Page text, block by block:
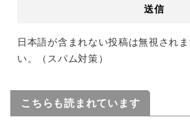
日本語が含まれない投稿は無視され
い。（スパム対策）
こちらも読まれています